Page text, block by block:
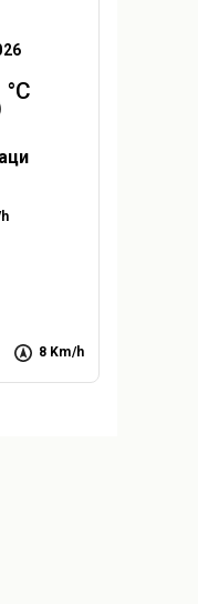
°C
8 Km/h